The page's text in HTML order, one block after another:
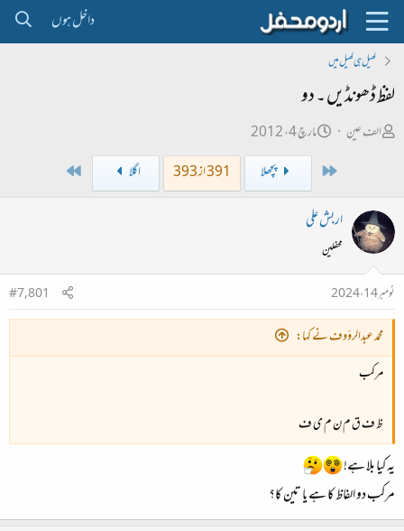
داخل ہوں
کھیل ہی کھیل میں
لفظ ڈھونڈیں ۔ دو
ص
ب
ل
ڑ
ی
الف عین
ت
ی
د
ا
مارچ 4، 2012
پچھلا 391 از 393 اگلا
اربش علی
محفلین
نومبر 14، 2024
#7,801
محمد عبدالرؤوف نے کہا:
مرکب
ظ ف ق م ن م ی ف
یہ کیا بلا ہے!
مرکب دو الفاظ کا ہے یا تین کا؟